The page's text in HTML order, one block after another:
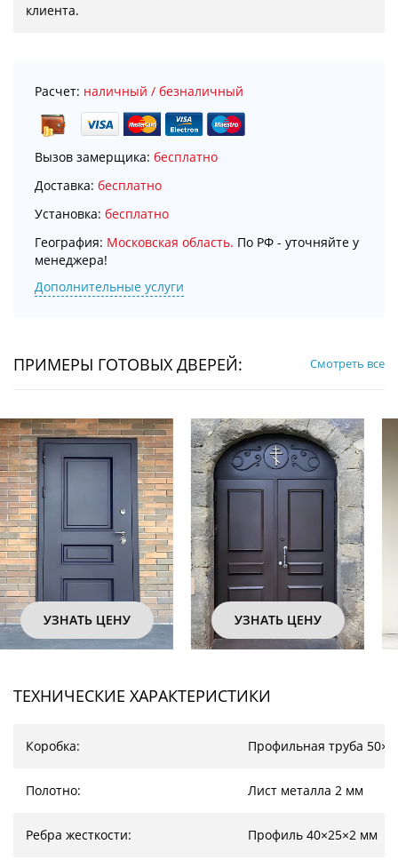
клиента.
Расчет: наличный / безналичный
Вызов замерщика: бесплатно
Доставка: бесплатно
Установка: бесплатно
География: Московская область. По РФ - уточняйте у
менеджера!
Дополнительные услуги
ПРИМЕРЫ ГОТОВЫХ ДВЕРЕЙ: Смотреть все
УЗНАТЬ ЦЕНУ УЗНАТЬ
ТЕХНИЧЕСКИЕ ХАРАКТЕРИСТИКИ
Коробка: Профильная труба
Полотно: Лист металла 2 мм
Ребра жесткости: Профиль 40×25×2 мм